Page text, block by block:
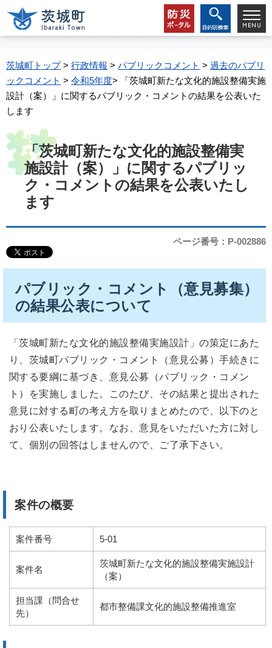
茨城町トップ> 行政情報 > パブリックコメント > 過去のパブリ
ックコメント > 令和5年度> 「茨城町新たな文化的施設整備実施
設計（案）」に関するパブリック・コメントの結果を公表いた
します
「茨城町新たな文化的施設整備実
施設計（案）」に関するパブリッ
ク・コメントの結果を公表いたし
ます
ページ番号：P-002886
パブリック・コメント（意見募集）
の結果公表について
「茨城町新たな文化的施設整備実施設計」の策定にあた
り、茨城町パブリック・コメント（意見公募）手続きに
関する要綱に基づき、意見公募（パブリック・コメン
ト）を実施しました。このたび、その結果と提出された
意見に対する町の考え方を取りまとめたので、以下のと
おり公表いたします。なお、意見をいただいた方に対し
て、個別の回答はしませんので、ご了承下さい。
案件の概要
案件番号 5-01
案件名
茨城町新たな文化的施設整備実施設計
（案）
担当課（問合せ
先）
都市整備課文化的施設整備推進室